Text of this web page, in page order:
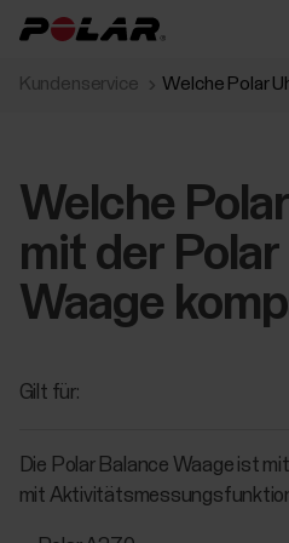
Kundenservice Welche Polar
Welche
mit der
Waage
Gilt für:
Die Polar Balance Waage ist
mit